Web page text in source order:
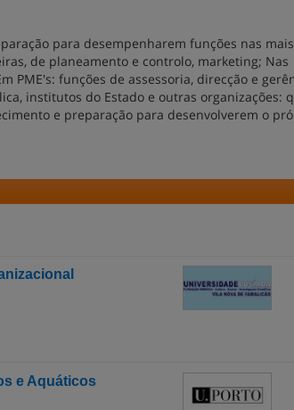
para desempenharem funções nas mais
de planeamento e controlo, marketing; Nas
PME's: funções de assessoria, direcção e
institutos do Estado e outras organizações:
e preparação para desenvolverem o
e Aquáticos